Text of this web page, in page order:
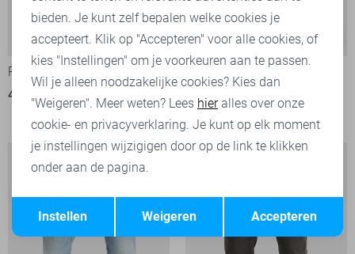
-30%
PME legend T-shirt
42,00
59,99
American Classic -30%
PME legend Broek
70,00
Terug Opslaan
bieden. Je kunt zelf bepalen welke cookies je
accepteert. Klik op "Accepteren" voor alle cookies, of
kies "Instellingen" om je voorkeuren aan te passen.
Wil je alleen noodzakelijke cookies? Kies dan
"Weigeren". Meer weten? Lees hieralles over onze
cookie- en privacyverklaring. Je kunt op elk moment
je instellingen wijzigigen door op de link te klikken
onder aan de pagina.
Accepteren
Weigeren
Instellen